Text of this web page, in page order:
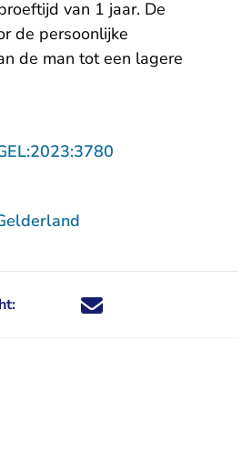
van 1 jaar. De
de persoonlijke
de man tot een lagere
Deel dit nieuwsbericht via X -
Deel dit nieuwsbericht via
Deel dit nieuwsbericht
Deel dit